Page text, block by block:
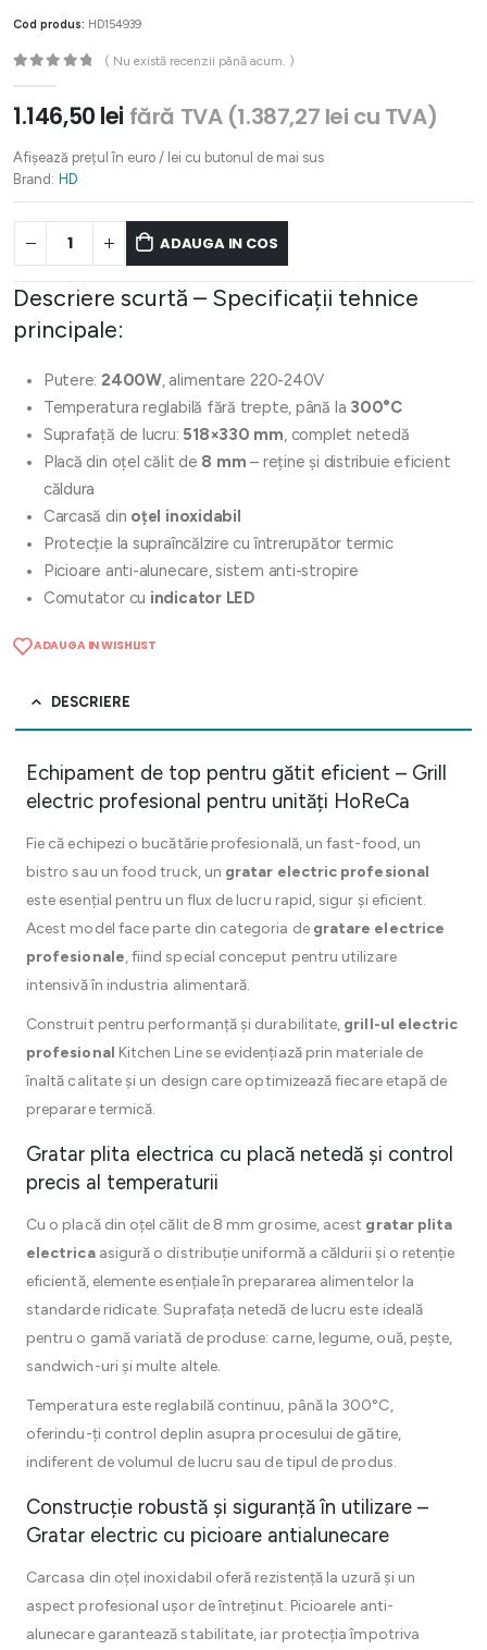
Cod produs: HD154939
( Nu există recenzii până acum. )
1.146,50 lei fără TVA (1.387,27 lei cu TVA)
Afișează prețul în euro / lei cu butonul de mai sus
Brand: HD
ADAUGA IN COS
Descriere scurtă – Specificații tehnice
principale:
Putere: 2400W, alimentare 220-240V
Temperatura reglabilă fără trepte, până la 300°C
Suprafață de lucru: 518×330 mm, complet netedă
Placă din oțel călit de 8 mm – reține și distribuie eficient
căldura
Carcasă din oțel inoxidabil
Protecție la supraîncălzire cu întrerupător termic
Picioare anti-alunecare, sistem anti-stropire
Comutator cu indicator LED
ADAUGA IN WISHLIST
DESCRIERE
Echipament de top pentru gătit eficient – Grill
electric profesional pentru unități HoReCa
Fie că echipezi o bucătărie profesională, un fast-food, un
bistro sau un food truck, un gratar electric profesional
este esențial pentru un flux de lucru rapid, sigur și eficient.
Acest model face parte din categoria de gratare electrice
profesionale, fiind special conceput pentru utilizare
intensivă în industria alimentară.
Construit pentru performanță și durabilitate, grill-ul electric
profesional Kitchen Line se evidențiază prin materiale de
înaltă calitate și un design care optimizează fiecare etapă de
preparare termică.
Gratar plita electrica cu placă netedă și control
precis al temperaturii
Cu o placă din oțel călit de 8 mm grosime, acest gratar plita
electricaasigură o distribuție uniformă a căldurii și o retenție
eficientă, elemente esențiale în prepararea alimentelor la
standarde ridicate. Suprafața netedă de lucru este ideală
pentru o gamă variată de produse: carne, legume, ouă, pește,
sandwich-uri și multe altele.
Temperatura este reglabilă continuu, până la 300°C,
oferindu-ți control deplin asupra procesului de gătire,
indiferent de volumul de lucru sau de tipul de produs.
Construcție robustă și siguranță în utilizare –
Gratar electric cu picioare antialunecare
Carcasa din oțel inoxidabil oferă rezistență la uzură și un
aspect profesional ușor de întreținut. Picioarele anti-
alunecare garantează stabilitate, iar protecția împotriva